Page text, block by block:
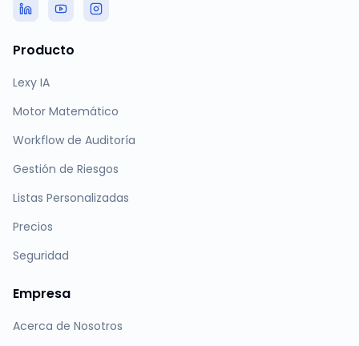
Producto
Lexy IA
Motor Matemático
Workflow de Auditoría
Gestión de Riesgos
Listas Personalizadas
Precios
Seguridad
Empresa
Acerca de Nosotros